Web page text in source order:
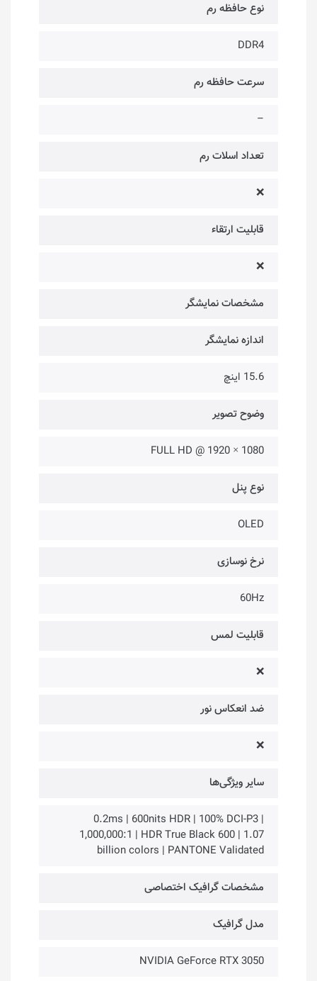
نوع حافظه رم
DDR4
سرعت حافظه رم
–
تعداد اسلات رم
❌
قابلیت ارتقاء
❌
مشخصات نمایشگر
اندازه نمایشگر
15.6 اینچ
وضوح تصویر
1080 × 1920 @ FULL HD
نوع پنل
OLED
نرخ نوسازی
60Hz
قابلیت لمس
❌
ضد انعکاس نور
❌
سایر ویژگی‌ها
0.2ms | 600nits HDR | 100% DCI-P3 |
1,000,000:1 | HDR True Black 600 | 1.07
billion colors | PANTONE Validated
مشخصات گرافیک اختصاصی
مدل گرافیک
NVIDIA GeForce RTX 3050